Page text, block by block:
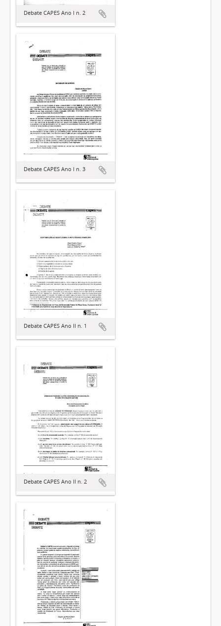
Debate CAPES Ano I n. 2
Debate CAPES Ano I n. 3
Debate CAPES Ano II n. 1
Debate CAPES Ano II n. 2